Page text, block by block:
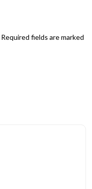
Required fields are marked